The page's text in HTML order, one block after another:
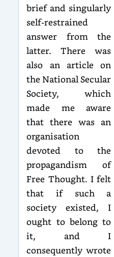
brief and singularly
self-restrained
answer from the
latter. There was
also an article on
the National Secular
Society, which
made me aware
that there was an
organisation
devoted to the
propagandism of
Free Thought. I felt
that if such a
society existed, I
ought to belong to
it, and I
consequently wrote